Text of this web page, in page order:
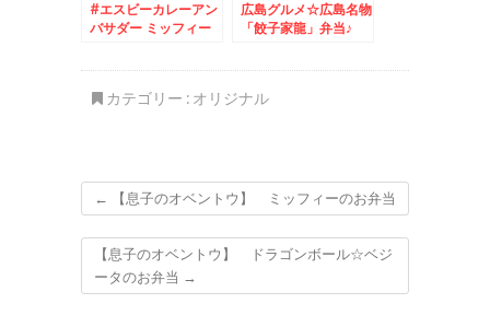
#エスビーカレーアン
バサダー ミッフィー
広島グルメ☆広島名物
「餃子家龍」弁当♪
カテゴリー : オリジナル
← 【息子のオベントウ】 ミッフィーのお弁当
【息子のオベントウ】 ドラゴンボール☆ベジ
ータのお弁当 →